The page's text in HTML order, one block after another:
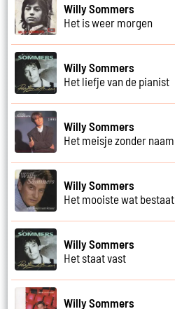
Willy Sommers
Het is weer morgen
Willy Sommers
Het liefje van de pianist
Willy Sommers
Het meisje zonder naam
Willy Sommers
Het mooiste wat bestaat
Willy Sommers
Het staat vast
Willy Sommers